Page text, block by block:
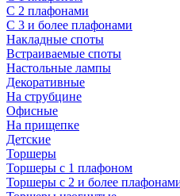
С 2 плафонами
С 3 и более плафонами
Накладные споты
Встраиваемые споты
Настольные лампы
Декоративные
На струбцине
Офисные
На прищепке
Детские
Торшеры
Торшеры с 1 плафоном
Торшеры с 2 и более